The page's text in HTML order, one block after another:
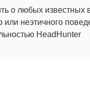
о любых известных
или неэтичного
HeadHunter